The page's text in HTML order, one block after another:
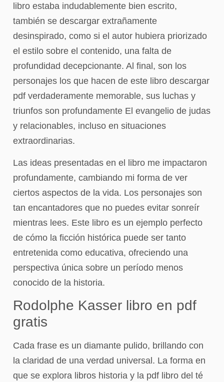
libro estaba indudablemente bien escrito,
también se descargar extrañamente
desinspirado, como si el autor hubiera priorizado
el estilo sobre el contenido, una falta de
profundidad decepcionante. Al final, son los
personajes los que hacen de este libro descargar
pdf verdaderamente memorable, sus luchas y
triunfos son profundamente El evangelio de judas
y relacionables, incluso en situaciones
extraordinarias.
Las ideas presentadas en el libro me impactaron
profundamente, cambiando mi forma de ver
ciertos aspectos de la vida. Los personajes son
tan encantadores que no puedes evitar sonreír
mientras lees. Este libro es un ejemplo perfecto
de cómo la ficción histórica puede ser tanto
entretenida como educativa, ofreciendo una
perspectiva única sobre un período menos
conocido de la historia.
Rodolphe Kasser libro en pdf
gratis
Cada frase es un diamante pulido, brillando con
la claridad de una verdad universal. La forma en
que se explora libros historia y la pdf libro del té